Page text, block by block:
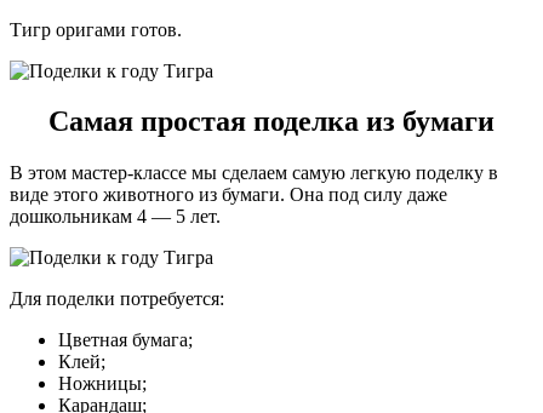
Тигр оригами готов.
Самая простая поделка из бумаги
В этом мастер-классе мы сделаем самую легкую поделку в
виде этого животного из бумаги. Она под силу даже
дошкольникам 4 — 5 лет.
Для поделки потребуется:
Цветная бумага;
Клей;
Ножницы;
Карандаш;